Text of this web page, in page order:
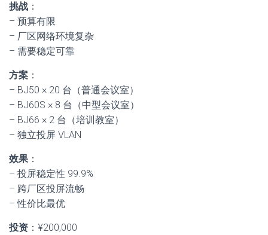
挑战 ：
– 预算有限
– 厂区网络环境复杂
– 需要稳定可靠
方案 ：
– BJ50 × 20 台（普通会议室）
– BJ60S × 8 台（中型会议室）
– BJ66 × 2 台（培训教室）
– 独立投屏 VLAN
效果 ：
– 投屏稳定性 99.9%
– 跨厂区投屏流畅
– 性价比最优
投资 ：¥200,000